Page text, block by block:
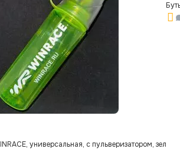
универсальная, с пульверизатором,